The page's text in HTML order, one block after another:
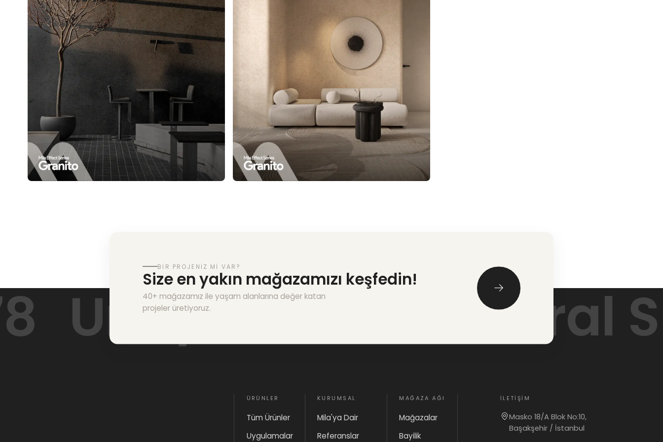
BIR PROJENIZ MI VAR?
Size en yakın mağazamızı keşfedin!
40+ mağazamız ile yaşam alanlarına değer katan
projeler üretiyoruz.
Unique Architectural
ÜRÜNLER
Tüm Ürünler
Uygulamalar
KURUMSAL
Mila'ya Dair
Referanslar
MAĞAZA AĞI
Mağazalar
Bayilik
İLETIŞIM
Masko 18/A Blok No:10,
Başakşehir / İstanbul